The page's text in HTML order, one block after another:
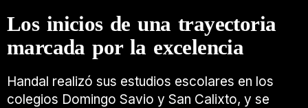
Los inicios de una trayectoria
marcada por la excelencia
Handal realizó sus estudios escolares en los
colegios Domingo Savio y San Calixto, y se